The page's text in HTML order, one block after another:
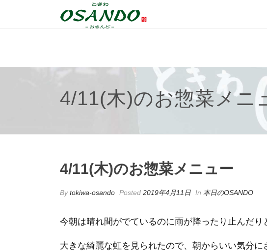
4/11(木)のお惣菜メニ
4/11(木)のお惣菜メニュー
Bytokiwa-osando Posted 2019年4月11日 In 本日のOSANDO
今朝は晴れ間がでているのに雨が降ったり止んだり
大きな綺麗な虹を見られたので、朝からいい気分に